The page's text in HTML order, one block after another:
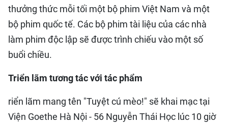
thưởng thức mỗi tối một bộ phim Việt Nam và một
bộ phim quốc tế. Các bộ phim tài liệu của các nhà
làm phim độc lập sẽ được trình chiếu vào một số
buổi chiều.
Triển lãm tương tác với tác phẩm
riển lãm mang tên "Tuyệt cú mèo!" sẽ khai mạc tại
Viện Goethe Hà Nội - 56 Nguyễn Thái Học lúc 10 giờ